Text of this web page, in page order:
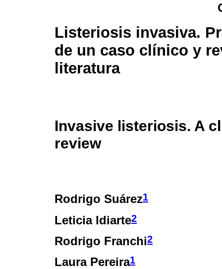
Listeriosis invasiva.
de un caso clínico y
literatura
Invasive listeriosis. A
review
Rodrigo Suárez1
Leticia Idiarte2
Rodrigo Franchi2
Laura Pereira1